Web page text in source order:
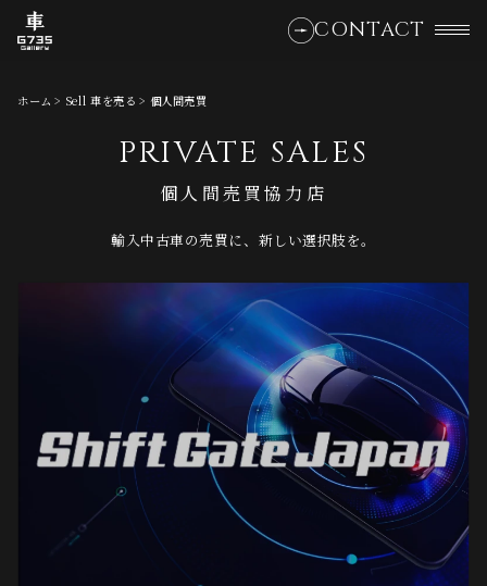
CONTACT
ホーム Sell 車を売る 個人間売買
PRIVATE SALES
個人間売買協力店
輸入中古車の売買に、新しい選択肢を。